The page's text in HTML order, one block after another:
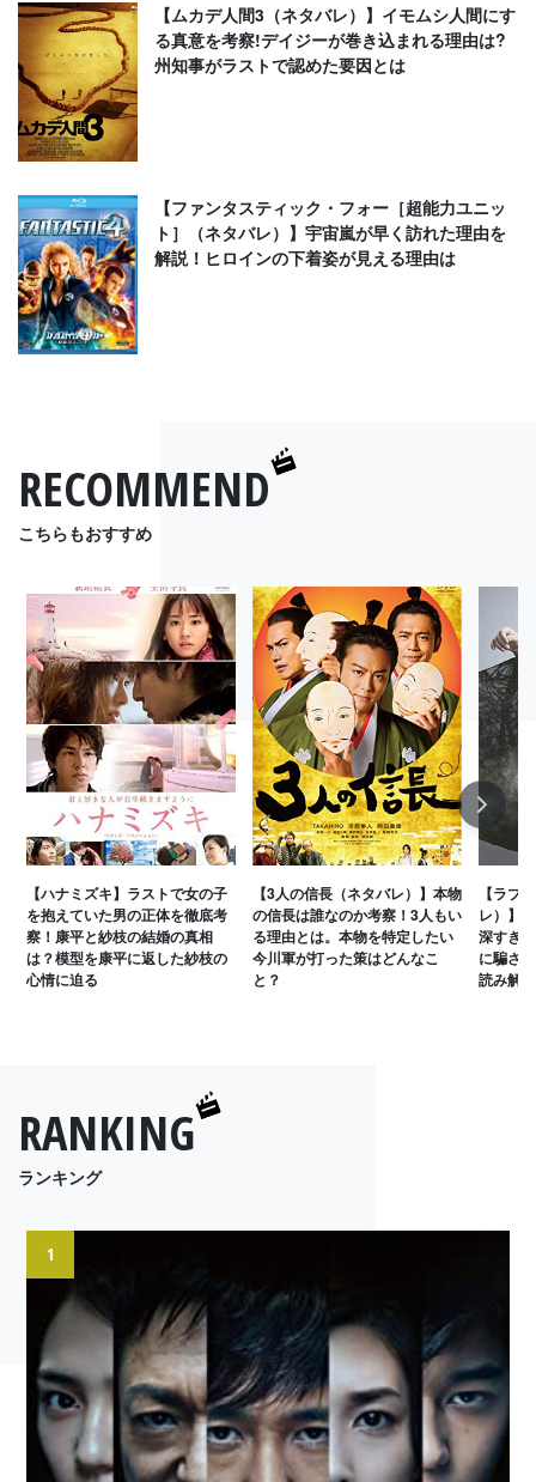
【ムカデ人間3（ネタバレ）】イモムシ人間にす
る真意を考察!デイジーが巻き込まれる理由は?
州知事がラストで認めた要因とは
【ファンタスティック・フォー［超能力ユニッ
ト］（ネタバレ）】宇宙嵐が早く訪れた理由を
解説！ヒロインの下着姿が見える理由は
RECOMMEND
こちらもおすすめ
【ハナミズキ】ラストで女の子
を抱えていた男の正体を徹底考
察！康平と紗枝の結婚の真相
は？模型を康平に返した紗枝の
心情に迫る
【3人の信長（ネタバレ）】本物
の信長は誰なのか考察！3人もい
る理由とは。本物を特定したい
今川軍が打った策はどんなこ
と？
【ラプ
レ）】
深すぎ
に騙さ
読み解く
Next
RANKING
ランキング
1